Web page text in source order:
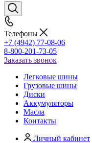
Телефоны
+7 (4942) 77-08-06
8-800-201-73-05
Заказать звонок
Легковые шины
Грузовые шины
Диски
Аккумуляторы
Масла
Контакты
Личный кабинет